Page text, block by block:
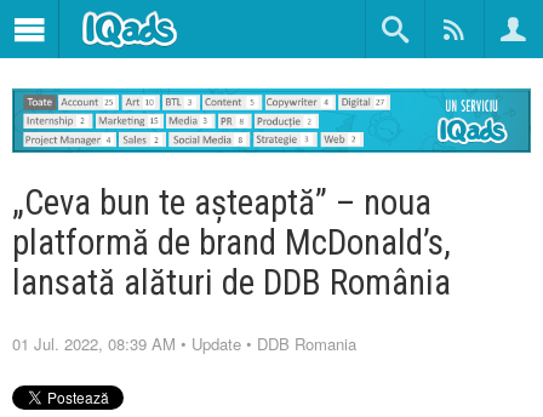
„Ceva bun te așteaptă” – noua
platformă de brand McDonald’s,
lansată alături de DDB România
01 Jul. 2022, 08:39 AM • Update • DDB Romania